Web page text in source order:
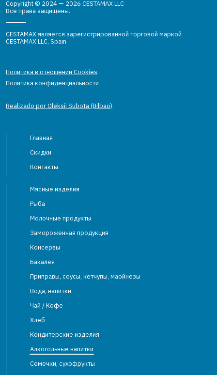
Copyright © 2024 — 2026 CESTAMAX LLC
Все права защищены.
CESTAMAX является зарегистрированной торговой маркой
CESTAMAX LLC, Spain
Политика в отношении Cookies
Политика конфиденциальности
Realizado por Oleksii Subota (Bilbao)
Главная
Скидки
Контакты
Мясные изделия
Рыба
Молочные продукты
Замороженная продукция
Консервы
Бакалея
Приправы, соусы, кетчупы, маойнезы
Вода, напитки
Чай / Кофе
Хлеб
Кондитерские изделия
Алкогольные напитки
Семечки, сухофрукты